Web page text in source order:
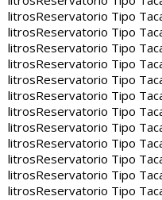
litrosReservatorio Tipo
litrosReservatorio Tipo
litrosReservatorio Tipo
litrosReservatorio Tipo
litrosReservatorio Tipo
litrosReservatorio Tipo
litrosReservatorio Tipo
litrosReservatorio Tipo
litrosReservatorio Tipo
litrosReservatorio Tipo
litrosReservatorio Tipo
litrosReservatorio Tipo